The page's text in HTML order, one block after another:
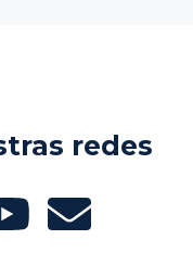
redes